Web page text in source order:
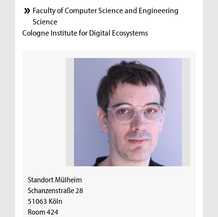
Faculty of Computer Science and Engineering
Science
Cologne Institute for Digital Ecosystems
Standort Mülheim
Schanzenstraße 28
51063 Köln
Room 424